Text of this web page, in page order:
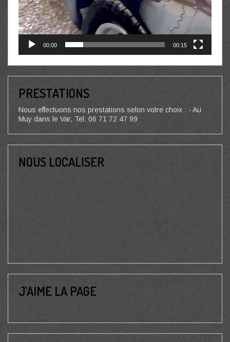
00:00 00:15
PRESTATIONS
Nous effectuons nos prestations selon votre choix : - Au
Muy dans le Var, Tel: 06 71 72 47 99
NOUS LOCALISER
J’AIME LA PAGE